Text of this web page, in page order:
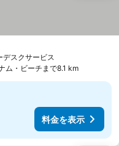
デスクサービス
ム・ビーチまで8.1 km
料金を表示